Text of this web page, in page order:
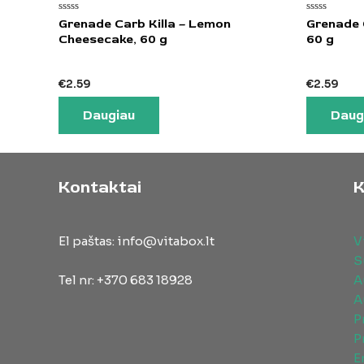
Įvertinimas:
0
iš
Grenade Carb Killa – Lemon
Cheesecake, 60 g
€2.59
Daugiau
Įvertinimas:
0
iš
Grenade
60 g
€2.59
Kontaktai
El paštas: info@vitabox.lt
Tel nr: +370 683 18928